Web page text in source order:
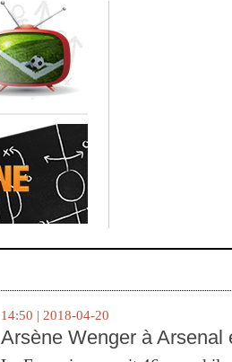
14:50 | 2018-04-20
Arsène Wenger à Arsenal